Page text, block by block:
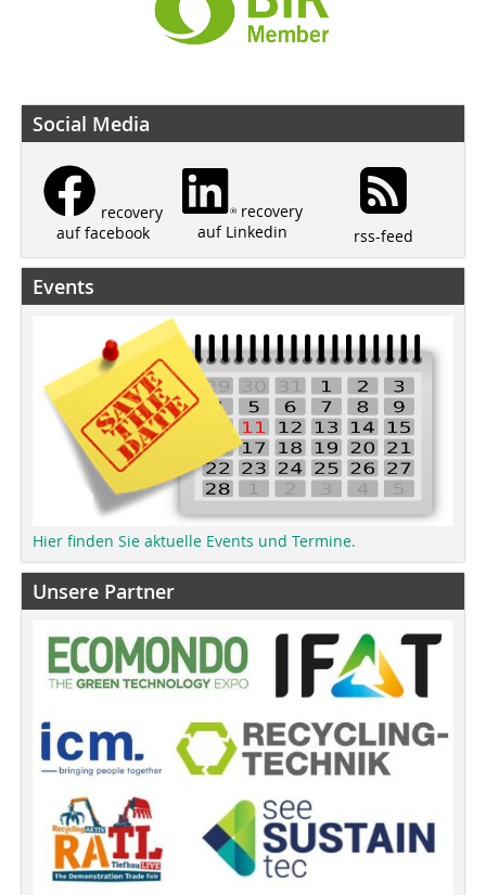
Social Media
recovery
auf facebook
recovery
auf Linkedin
rss-feed
Events
Hier finden Sie aktuelle Events und Termine.
Unsere Partner